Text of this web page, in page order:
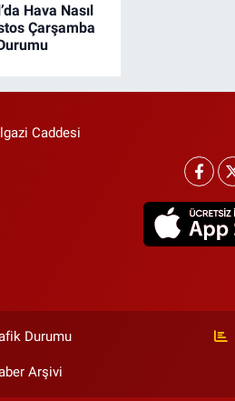
Hava Nasıl
Çarşamba
Caddesi
Durumu
Arşivi